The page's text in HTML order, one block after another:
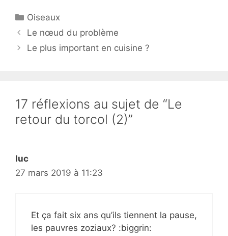
Catégories
Oiseaux
Le nœud du problème
Le plus important en cuisine ?
17 réflexions au sujet de “Le
retour du torcol (2)”
luc
27 mars 2019 à 11:23
Et ça fait six ans qu’ils tiennent la pause,
les pauvres zoziaux? :biggrin: